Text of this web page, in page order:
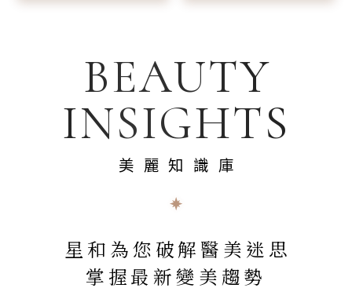
BEAUTY
INSIGHTS
美麗知識庫
星和為您破解醫美迷思
掌握最新變美趨勢